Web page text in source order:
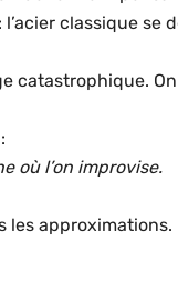
classique se
catastrophique.
où l’on improvise.
les approximations.